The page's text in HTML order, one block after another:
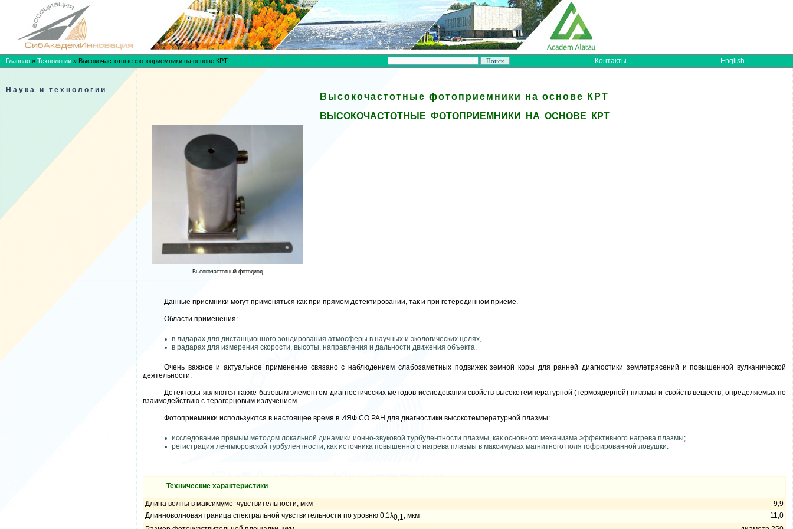
Главная » Технологии » Высокочастотные фотоприемники на основе КРТ Контакты English
Наука и технологии
Высокочастотные фотоприемники на основе КРТ
ВЫСОКОЧАСТОТНЫЕ ФОТОПРИЕМНИКИ НА ОСНОВЕ КРТ
Высокочастотный фотодиод
Данные приемники могут применяться как при прямом детектировании, так и при гетеродинном приеме.
Области применения:
в лидарах для дистанционного зондирования атмосферы в научных и экологических целях,
в радарах для измерения скорости, высоты, направления и дальности движения объекта.
Очень важное и актуальное применение связано с наблюдением слабозаметных подвижек земной коры для ранней диагностики землетрясений и повышенной вулканической
деятельности.
Детекторы являются также базовым элементом диагностических методов исследования свойств высокотемпературной (термоядерной) плазмы и свойств веществ, определяемых по
взаимодействию с терагерцовым излучением.
Фотоприемники используются в настоящее время в ИЯФ СО РАН для диагностики высокотемпературной плазмы:
исследование прямым методом локальной динамики ионно-звуковой турбулентности плазмы, как основного механизма эффективного нагрева плазмы;
регистрация ленгмюровской турбулентности, как источника повышенного нагрева плазмы в максимумах магнитного поля гофрированной ловушки.
Технические характеристики
Длина волны в максимуме чувствительности, мкм
9,9
Длинноволновая граница спектральной чувствительности по уровню 0,1λ0,1, мкм
11,0